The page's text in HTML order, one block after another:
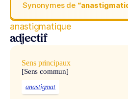
Synonymes de
anastigmatique
adjectif
Sens principaux
[Sens commun]
anastigmat